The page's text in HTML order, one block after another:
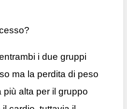
i due gruppi
ma la perdita di peso
più alta per il gruppo